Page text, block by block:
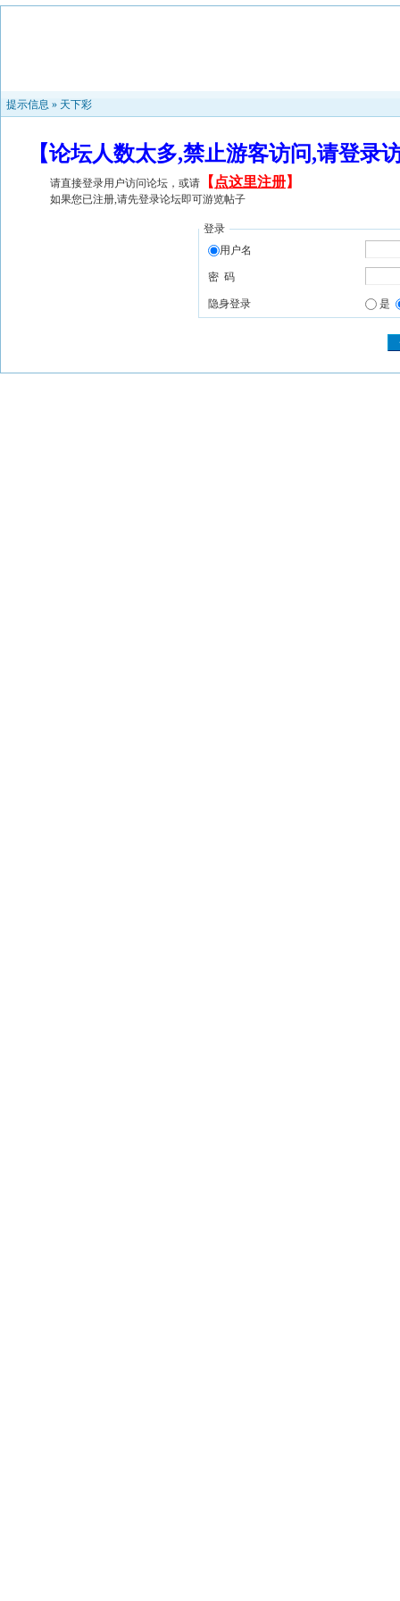
提示信息 » 天下彩
【论坛人数太多,禁止游客访问,请登
请直接登录用户访问论坛，或请 【 点这里注册】
如果您已注册,请先登录论坛即可游览帖子
登录
用户名
密 码
隐身登录 是